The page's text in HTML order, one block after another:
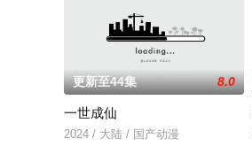
更新至44集 8.0
一世成仙
2024 / 大陆 / 国产动漫